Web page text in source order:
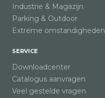
Industrie & Magazijn
Parking & Outdoor
Extreme omstandigheden
SERVICE
Downloadcenter
Catalogus aanvragen
Veel gestelde vragen